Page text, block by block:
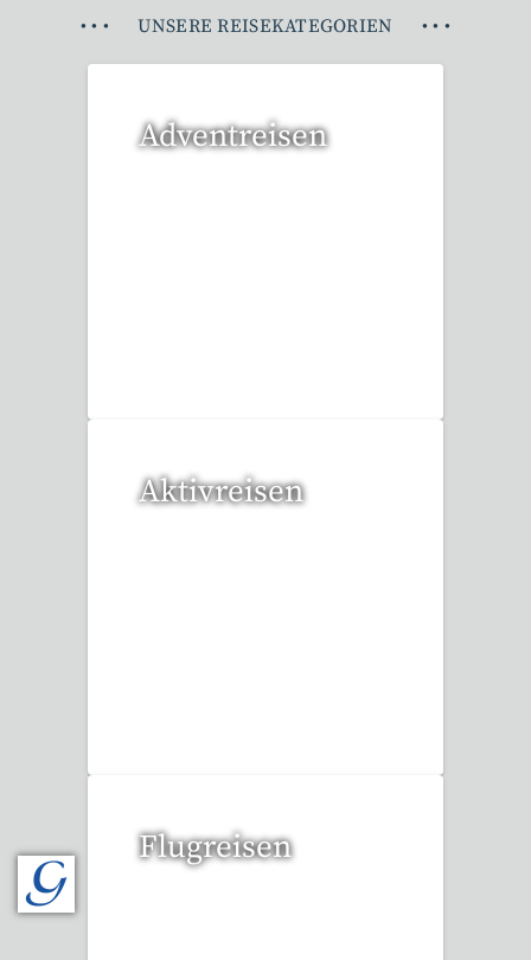
• • • UNSERE REISEKATEGORIEN • • •
Adventreisen
Aktivreisen
Flugreisen